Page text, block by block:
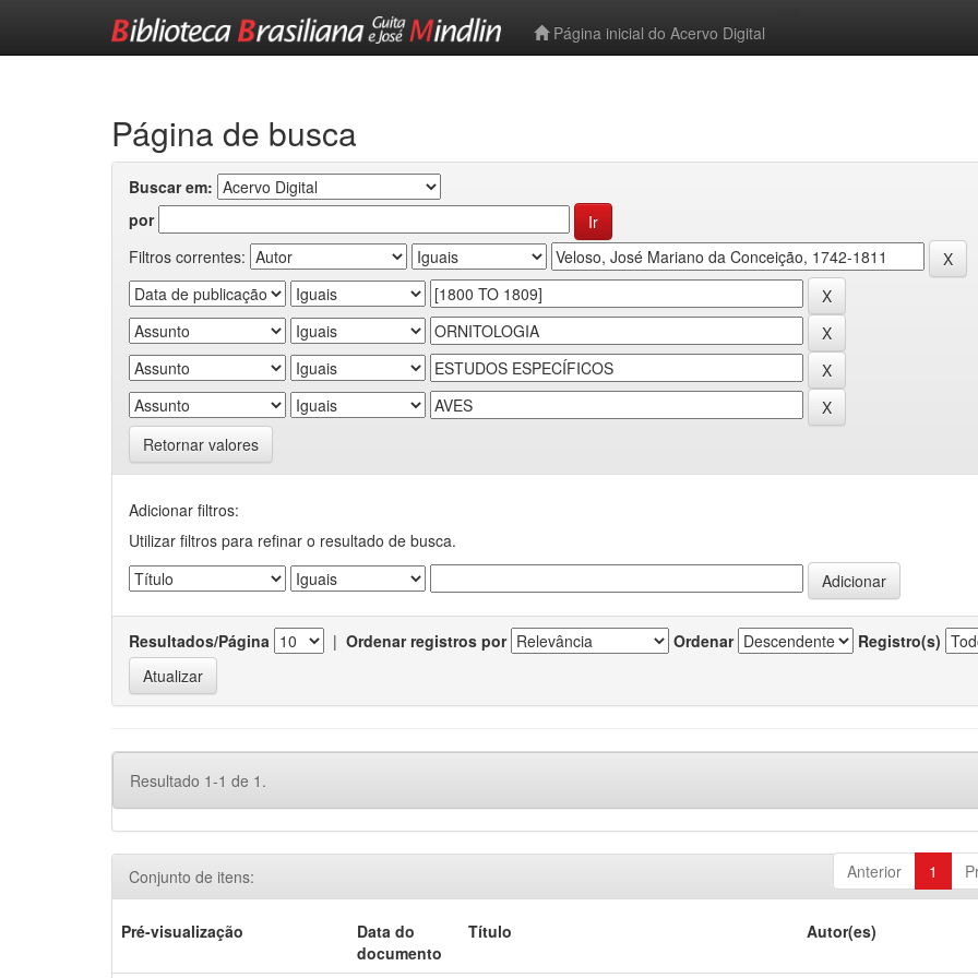
Página inicial do Acervo Digital
Página de busca
Buscar em:
por
Filtros correntes:
Retornar valores
Adicionar filtros:
Utilizar filtros para refinar o resultado de busca.
Resultados/Página | Ordenar registros por Ordenar Registro(s)
Resultado 1-1 de 1.
Anterior 1
Conjunto de itens:
Pré-visualização
Data do
documento
Título Autor(es)